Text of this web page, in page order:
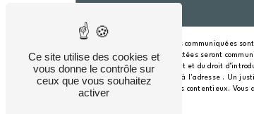
** Les données personnelles communiquées
message. Les données collectées seront
consentement à tout moment et du droit
ou par courrier électronique à l'adresse . Un
probatoires et de gestion des contentieux.
Ce site utilise des cookies et
vous donne le contrôle sur
ceux que vous souhaitez
activer